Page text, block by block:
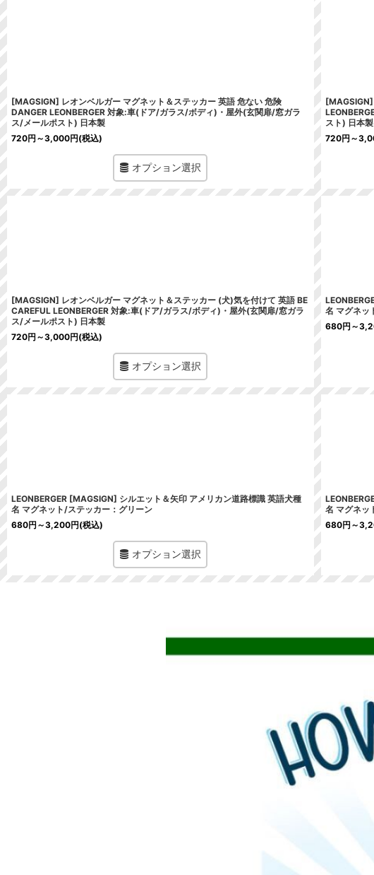
[MAGSIGN] レオンベルガー マグネット＆ステッカー 英語 危ない 危険
DANGER LEONBERGER 対象:車(ドア/ガラス/ボディ)・屋外(玄関扉/窓ガラ
ス/メールポスト) 日本製
720円 ～3,000円(税込)
オプション選択
[MAGSIGN]
スト) 日本製
720円 ～
[MAGSIGN] レオンベルガー マグネット＆ステッカー (犬)気を付けて 英語 BE
CAREFUL LEONBERGER 対象:車(ドア/ガラス/ボディ)・屋外(玄関扉/窓ガラ
ス/メールポスト) 日本製
720円 ～3,000円(税込)
オプション選択
名 マグネッ
680円 ～
LEONBERGER [MAGSIGN] シルエット＆矢印 アメリカン道路標識 英語犬種
名 マグネット/ステッカー：グリーン
680円 ～3,200円(税込)
オプション選択
名 マグネッ
680円 ～